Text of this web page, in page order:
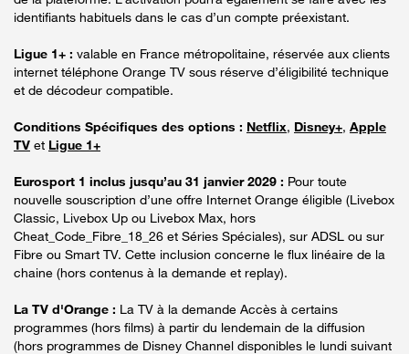
identifiants habituels dans le cas d’un compte préexistant.
Ligue 1+ : valable en France métropolitaine, réservée aux clients
internet téléphone Orange TV sous réserve d’éligibilité technique
et de décodeur compatible.
Conditions Spécifiques des options : Netflix, Disney+, Apple
TV et Ligue 1+
Eurosport 1 inclus jusqu’au 31 janvier 2029 : Pour toute
nouvelle souscription d’une offre Internet Orange éligible (Livebox
Classic, Livebox Up ou Livebox Max, hors
Cheat_Code_Fibre_18_26 et Séries Spéciales), sur ADSL ou sur
Fibre ou Smart TV. Cette inclusion concerne le flux linéaire de la
chaine (hors contenus à la demande et replay).
La TV d'Orange : La TV à la demande Accès à certains
programmes (hors films) à partir du lendemain de la diffusion
(hors programmes de Disney Channel disponibles le lundi suivant